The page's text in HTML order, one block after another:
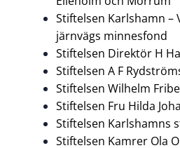
Stiftelsen Karlshamn –
järnvägs minnesfond
Stiftelsen Direktör H
Stiftelsen A F
Stiftelsen Wilhelm
Stiftelsen Fru Hilda
Stiftelsen Karlshamns
Stiftelsen Kamrer Ola